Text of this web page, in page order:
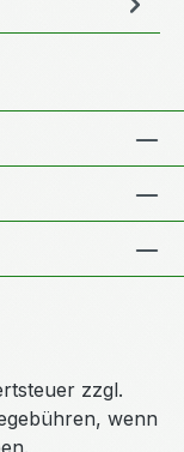
zzgl.
wenn